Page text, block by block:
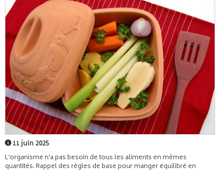
11 juin 2025
L'organisme n'a pas besoin de tous les aliments en mêmes
quantités. Rappel des règles de base pour manger équilibré en